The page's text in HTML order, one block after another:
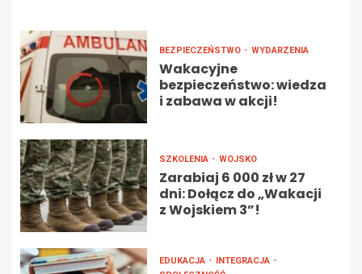
BEZPIECZEŃSTWO WYDARZENIA
Wakacyjne
bezpieczeństwo: wiedza
i zabawa w akcji!
SZKOLENIA WOJSKO
Zarabiaj 6 000 zł w 27
dni: Dołącz do „Wakacji
z Wojskiem 3”!
EDUKACJA
INTEGRACJA